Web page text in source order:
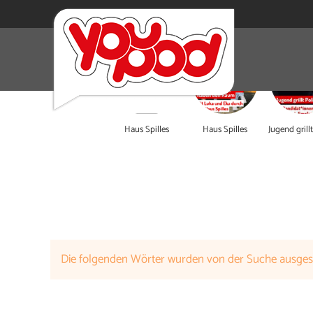
Haus Spilles Haus Spilles Jugend
Die folgenden Wörter wurden von der Suche